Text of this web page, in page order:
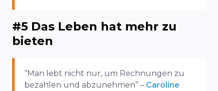
#5 Das Leben hat mehr zu
bieten
“Man lebt nicht nur, um Rechnungen zu
bezahlen und abzunehmen” – Caroline